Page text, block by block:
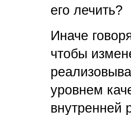
его лечить?
Иначе
чтобы
уровнем
внутренней